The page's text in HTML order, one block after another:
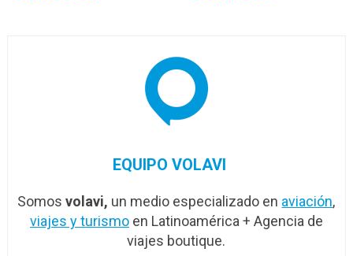
EQUIPO VOLAVI
Somosvolavi, un medio especializado en aviación,
viajes y turismoen Latinoamérica + Agencia de
viajes boutique.